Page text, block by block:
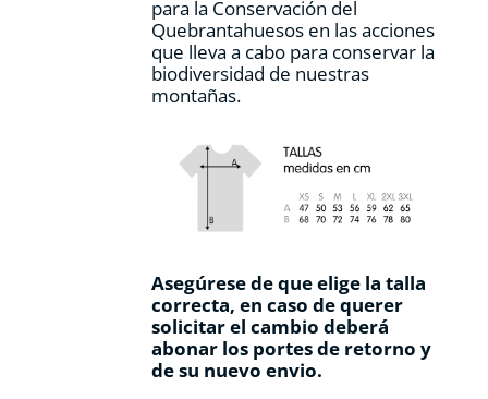
para la Conservación del
Quebrantahuesos en las acciones
que lleva a cabo para conservar la
biodiversidad de nuestras
montañas.
Asegúrese de que elige la talla
correcta, en caso de querer
solicitar el cambio deberá
abonar los portes de retorno y
de su nuevo envio.